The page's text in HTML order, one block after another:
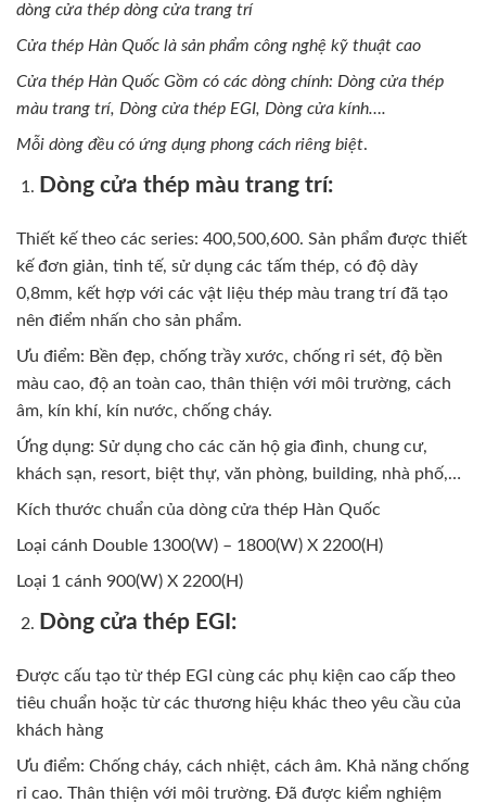
dòng cửa thép dòng cửa trang trí
Cửa thép Hàn Quốc là sản phẩm công nghệ kỹ thuật cao
Cửa thép Hàn Quốc Gồm có các dòng chính: Dòng cửa thép
màu trang trí, Dòng cửa thép EGI, Dòng cửa kính….
Mỗi dòng đều có ứng dụng phong cách riêng biệt.
Dòng cửa thép màu trang trí:
Thiết kế theo các series: 400,500,600. Sản phẩm được thiết
kế đơn giản, tinh tế, sử dụng các tấm thép, có độ dày
0,8mm, kết hợp với các vật liệu thép màu trang trí đã tạo
nên điểm nhấn cho sản phẩm.
Ưu điểm: Bền đẹp, chống trầy xước, chống rỉ sét, độ bền
màu cao, độ an toàn cao, thân thiện với môi trường, cách
âm, kín khí, kín nước, chống cháy.
Ứng dụng: Sử dụng cho các căn hộ gia đình, chung cư,
khách sạn, resort, biệt thự, văn phòng, building, nhà phố,…
Kích thước chuẩn của dòng cửa thép Hàn Quốc
Loại cánh Double 1300(W) – 1800(W) X 2200(H)
Loại 1 cánh 900(W) X 2200(H)
Dòng cửa thép EGI:
Được cấu tạo từ thép EGI cùng các phụ kiện cao cấp theo
tiêu chuẩn hoặc từ các thương hiệu khác theo yêu cầu của
khách hàng
Ưu điểm: Chống cháy, cách nhiệt, cách âm. Khả năng chống
rỉ cao. Thân thiện với môi trường. Đã được kiểm nghiệm